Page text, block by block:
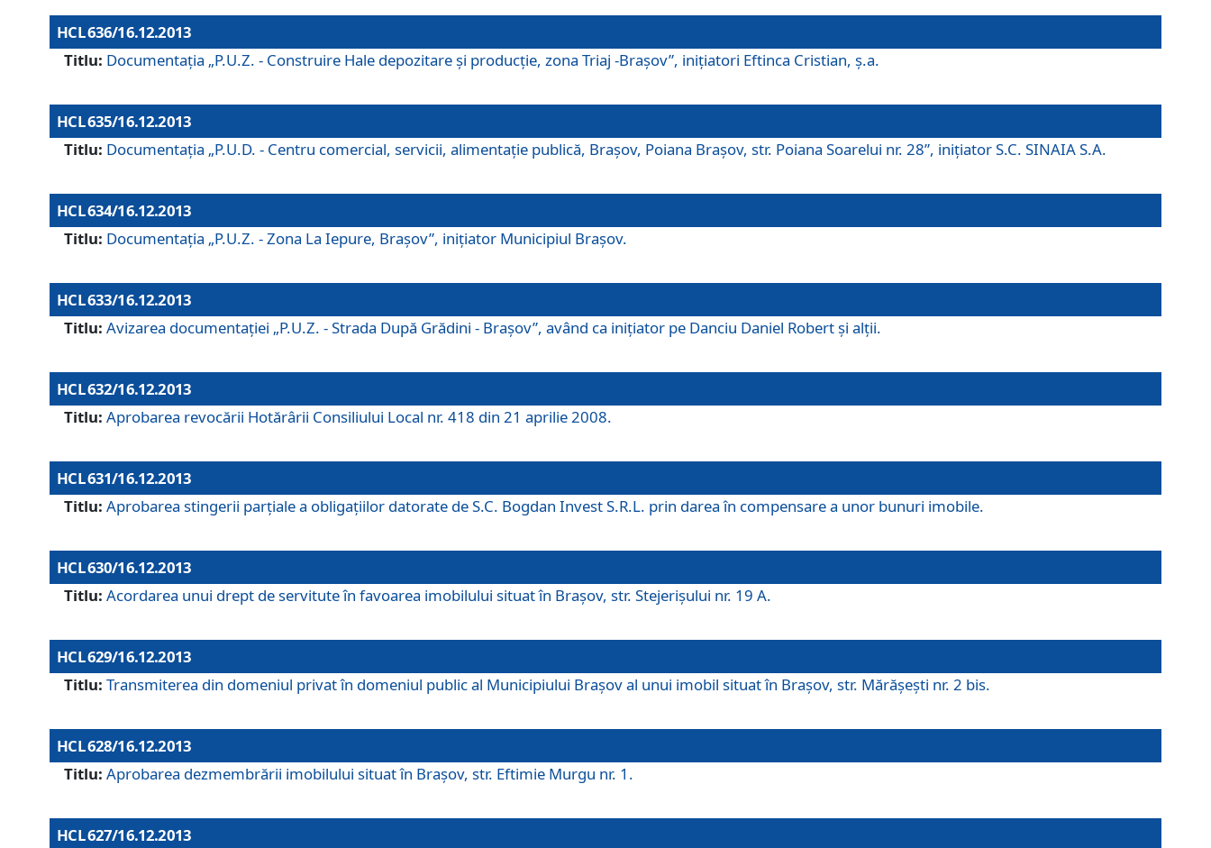
HCL 636/16.12.2013
Titlu: Documentaţia „P.U.Z. - Construire Hale depozitare şi producţie, zona Triaj -Braşov”, iniţiatori Eftinca Cristian, ş.a.
HCL 635/16.12.2013
Titlu: Documentaţia „P.U.D. - Centru comercial, servicii, alimentaţie publică, Braşov, Poiana Braşov, str. Poiana Soarelui nr. 28”, iniţiator S.C. SINAIA S.A.
HCL 634/16.12.2013
Titlu: Documentaţia „P.U.Z. - Zona La Iepure, Braşov”, iniţiator Municipiul Braşov.
HCL 633/16.12.2013
Titlu: Avizarea documentaţiei „P.U.Z. - Strada După Grădini - Braşov”, având ca iniţiator pe Danciu Daniel Robert şi alţii.
HCL 632/16.12.2013
Titlu: Aprobarea revocării Hotărârii Consiliului Local nr. 418 din 21 aprilie 2008.
HCL 631/16.12.2013
Titlu: Aprobarea stingerii parţiale a obligaţiilor datorate de S.C. Bogdan Invest S.R.L. prin darea în compensare a unor bunuri imobile.
HCL 630/16.12.2013
Titlu: Acordarea unui drept de servitute în favoarea imobilului situat în Braşov, str. Stejerişului nr. 19 A.
HCL 629/16.12.2013
Titlu: Transmiterea din domeniul privat în domeniul public al Municipiului Braşov al unui imobil situat în Braşov, str. Mărăşeşti nr. 2 bis.
HCL 628/16.12.2013
Titlu: Aprobarea dezmembrării imobilului situat în Braşov, str. Eftimie Murgu nr. 1.
HCL 627/16.12.2013